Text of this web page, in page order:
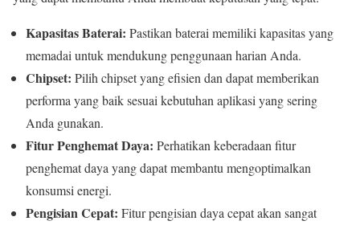
Kapasitas Baterai: Pastikan baterai memiliki kapasitas yang
memadai untuk mendukung penggunaan harian Anda.
Chipset: Pilih chipset yang efisien dan dapat memberikan
performa yang baik sesuai kebutuhan aplikasi yang sering
Anda gunakan.
Fitur Penghemat Daya: Perhatikan keberadaan fitur
penghemat daya yang dapat membantu mengoptimalkan
konsumsi energi.
Pengisian Cepat: Fitur pengisian daya cepat akan sangat